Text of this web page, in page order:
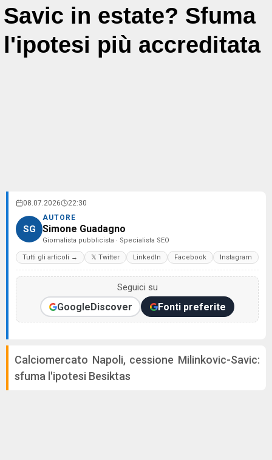
Savic in estate? Sfuma
l'ipotesi più accreditata
08.07.2026 22:30
SG
AUTORE
Simone Guadagno
Giornalista pubblicista · Specialista SEO
Tutti gli articoli → 𝕏 Twitter LinkedIn Facebook Instagram
Seguici su
GoogleDiscover Fonti preferite
Calciomercato Napoli, cessione Milinkovic-Savic:
sfuma l'ipotesi Besiktas